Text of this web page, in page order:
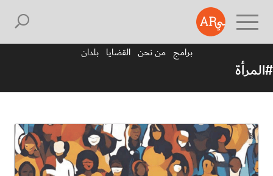
برامج من نحن القضايا بلدان
#المرأة